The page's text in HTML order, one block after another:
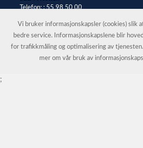
Telefon: :55 98 50 00
© Kontorvarehuset Bergen AS |
Vi bruker informasjonskapsler (cookies) slik
bedre service. Informasjonskapslene blir
for trafikkmåling og optimalisering av
mer om vår bruk av
;